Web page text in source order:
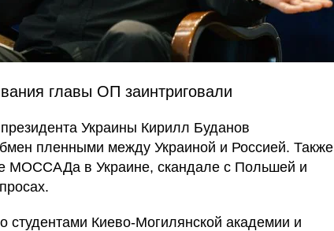
главы ОП заинтриговали
Украины Кирилл Буданов
пленными между Украиной и Россией. Также
МОССАДа в Украине, скандале с Польшей и
студентами Киево-Могилянской академии и